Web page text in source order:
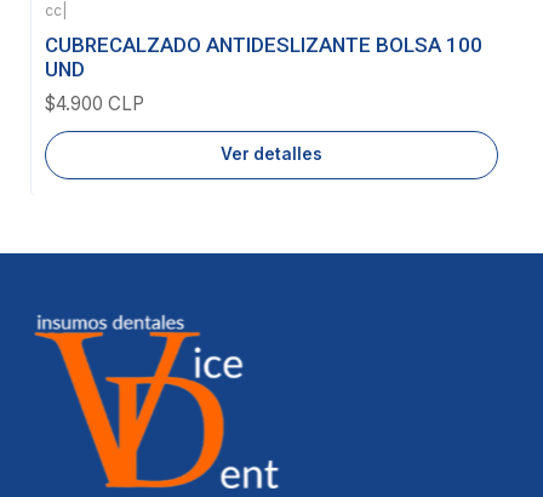
Agotado
cc
CUBRECALZADO ANTIDESLIZANTE BOLSA 100
UND
$4.900 CLP
Ver detalles